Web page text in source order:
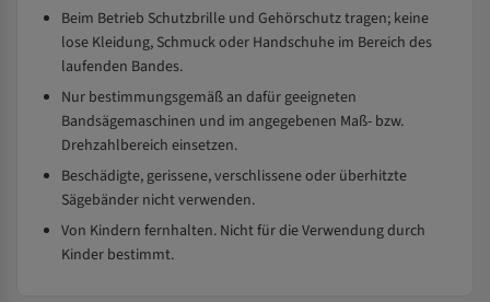
Beim Betrieb Schutzbrille und Gehörschutz tragen; keine
lose Kleidung, Schmuck oder Handschuhe im Bereich des
laufenden Bandes.
Nur bestimmungsgemäß an dafür geeigneten
Bandsägemaschinen und im angegebenen Maß- bzw.
Drehzahlbereich einsetzen.
Beschädigte, gerissene, verschlissene oder überhitzte
Sägebänder nicht verwenden.
Von Kindern fernhalten. Nicht für die Verwendung durch
Kinder bestimmt.